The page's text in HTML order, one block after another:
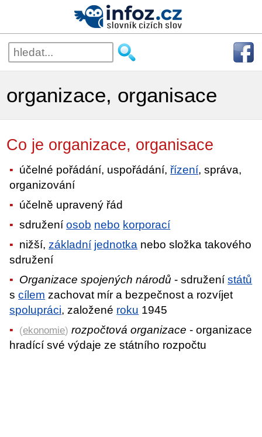
organizace, organisace
Co je organizace, organisace
účelné pořádání, uspořádání,řízení, správa,
organizování
účelně upravený řád
sdruženíosob nebo korporací
nižší,základní jednotka nebo složka takového
sdružení
Organizace spojených národů - sdruženístátů
scílem zachovat mír a bezpečnost a rozvíjet
spolupráci, založené roku 1945
(ekonomie) rozpočtová organizace - organizace
hradící své výdaje ze státního rozpočtu